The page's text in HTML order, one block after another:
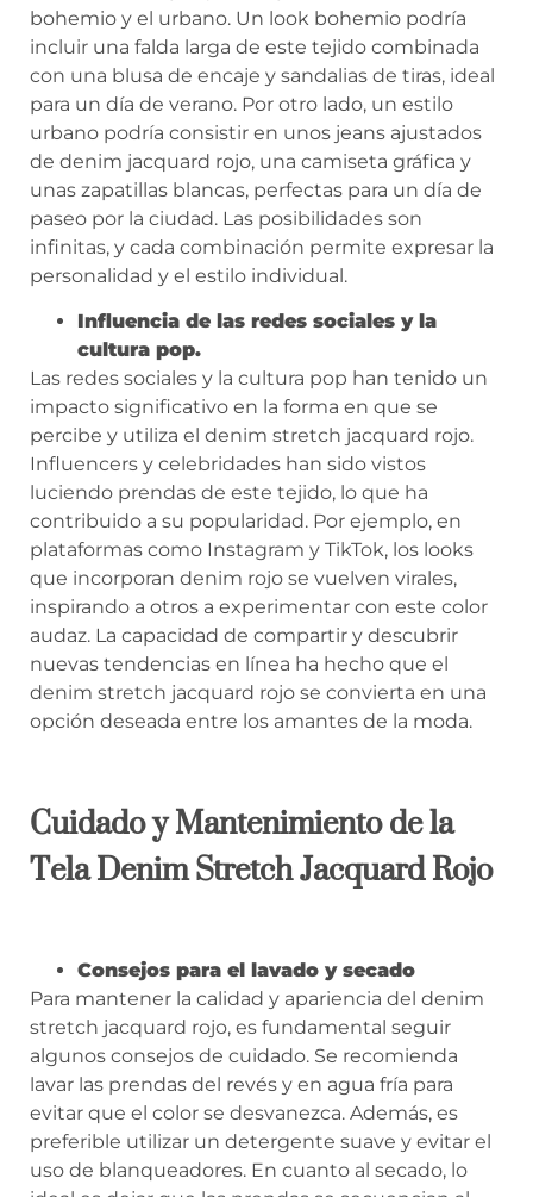
bohemio y el urbano. Un look bohemio podría
incluir una falda larga de este tejido combinada
con una blusa de encaje y sandalias de tiras, ideal
para un día de verano. Por otro lado, un estilo
urbano podría consistir en unos jeans ajustados
de denim jacquard rojo, una camiseta gráfica y
unas zapatillas blancas, perfectas para un día de
paseo por la ciudad. Las posibilidades son
infinitas, y cada combinación permite expresar la
personalidad y el estilo individual.
Influencia de las redes sociales y la
cultura pop.
Las redes sociales y la cultura pop han tenido un
impacto significativo en la forma en que se
percibe y utiliza el denim stretch jacquard rojo.
Influencers y celebridades han sido vistos
luciendo prendas de este tejido, lo que ha
contribuido a su popularidad. Por ejemplo, en
plataformas como Instagram y TikTok, los looks
que incorporan denim rojo se vuelven virales,
inspirando a otros a experimentar con este color
audaz. La capacidad de compartir y descubrir
nuevas tendencias en línea ha hecho que el
denim stretch jacquard rojo se convierta en una
opción deseada entre los amantes de la moda.
Cuidado y Mantenimiento de la
Tela Denim Stretch Jacquard Rojo
Consejos para el lavado y secado
Para mantener la calidad y apariencia del denim
stretch jacquard rojo, es fundamental seguir
algunos consejos de cuidado. Se recomienda
lavar las prendas del revés y en agua fría para
evitar que el color se desvanezca. Además, es
preferible utilizar un detergente suave y evitar el
uso de blanqueadores. En cuanto al secado, lo